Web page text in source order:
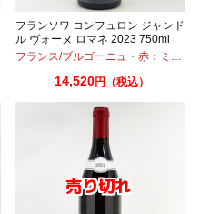
・ピノノワール
フランソワ コンフュロン ジャンド
ル ヴォーヌ ロマネ 2023 750ml
フランス/ブルゴーニュ ・ 赤：ミディアムボディ
14,520円（税込）